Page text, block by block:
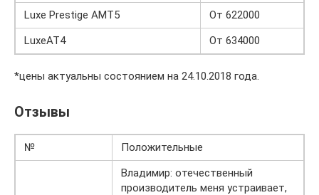
Luxe Prestige AMT5
От 622000
LuxeAT4
От 634000
*цены актуальны состоянием на 24.10.2018 года.
Отзывы
№ Положительные
Владимир: отечественный
производитель меня устраивает,